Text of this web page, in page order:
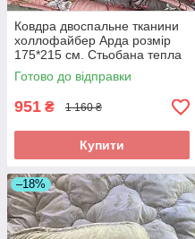
Ковдра двоспальне тканини
холлофайбер Арда розмір
175*215 см. Стьобана тепла
ковдра
Готово до відправки
951 ₴ 1 160 ₴
Купити
–18%